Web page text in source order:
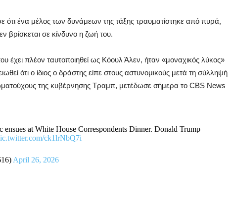
ότι ένα μέλος των δυνάμεων της τάξης τραυματίστηκε από πυρά,
βρίσκεται σε κίνδυνο η ζωή του.
έχει πλέον ταυτοποιηθεί ως Κόουλ Άλεν, ήταν «μοναχικός λύκος»
ότι ο ίδιος ο δράστης είπε στους αστυνομικούς μετά τη σύλληψή
της κυβέρνησης Τραμπ, μετέδωσε σήμερα το CBS News
ensues at White House Correspondents Dinner. Donald Trump
ck1lrNbQ7i
April 26, 2026